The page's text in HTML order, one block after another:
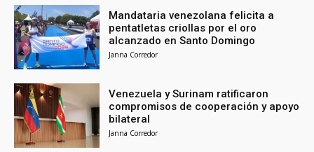
Mandataria venezolana felicita a
pentatletas criollas por el oro
alcanzado en Santo Domingo
Janna Corredor
Venezuela y Surinam ratificaron
compromisos de cooperación y apoyo
bilateral
Janna Corredor